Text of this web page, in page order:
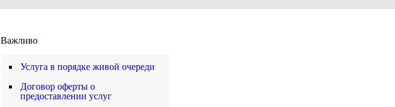
Важливо
Услуга в порядке живой очереди
Договор оферты о
предоставлении услуг